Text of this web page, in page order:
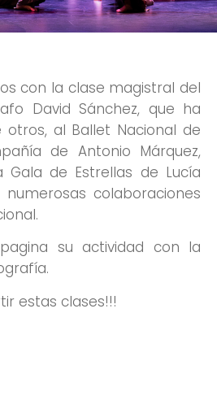
con la clase magistral del
David Sánchez, que ha
al Ballet Nacional de
de Antonio Márquez,
de Estrellas de Lucía
colaboraciones
su actividad con la
estas clases!!!